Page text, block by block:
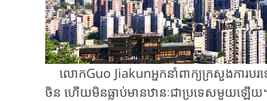
លោក​Guo Jiakunអ្នកនាំពាក្យ​ក្រសួងការប
ចិន​ ​ហើយ​មិនធ្លាប់​មាន​ឋានៈ​ជា​ប្រទេស​មួយ​ឡើយ​​។​